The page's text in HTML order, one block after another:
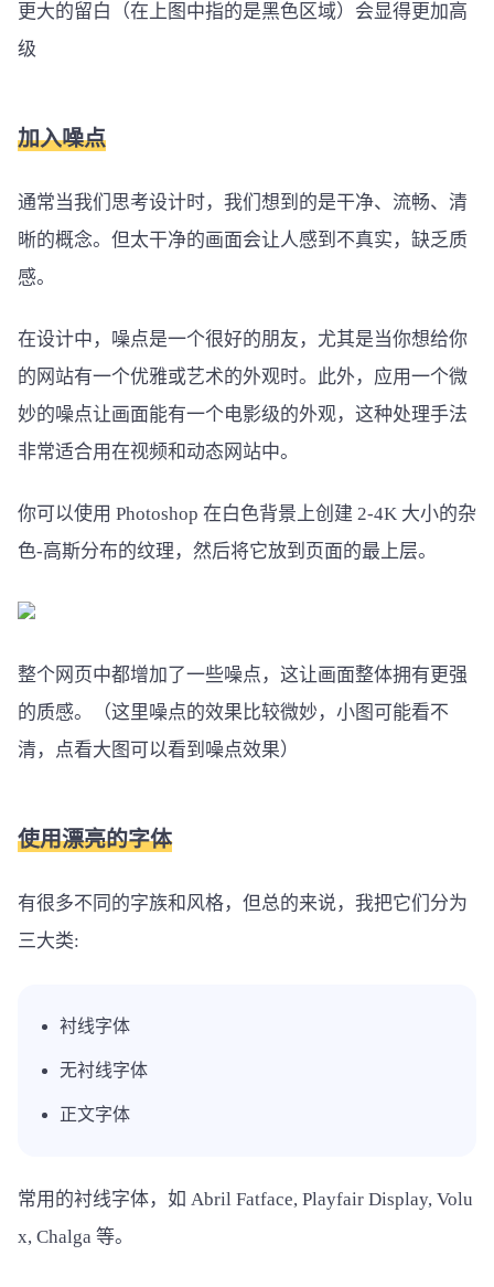
更大的留白（在上图中指的是黑色区域）会显得更加高
级
加入噪点
通常当我们思考设计时，我们想到的是干净、流畅、清
晰的概念。但太干净的画面会让人感到不真实，缺乏质
感。
在设计中，噪点是一个很好的朋友，尤其是当你想给你
的网站有一个优雅或艺术的外观时。此外，应用一个微
妙的噪点让画面能有一个电影级的外观，这种处理手法
非常适合用在视频和动态网站中。
你可以使用 Photoshop 在白色背景上创建 2-4K 大小的杂
色-高斯分布的纹理，然后将它放到页面的最上层。
整个网页中都增加了一些噪点，这让画面整体拥有更强
的质感。（这里噪点的效果比较微妙，小图可能看不
清，点看大图可以看到噪点效果）
使用漂亮的字体
有很多不同的字族和风格，但总的来说，我把它们分为
三大类:
衬线字体
无衬线字体
正文字体
常用的衬线字体，如 Abril Fatface, Playfair Display, Volu
x, Chalga 等。